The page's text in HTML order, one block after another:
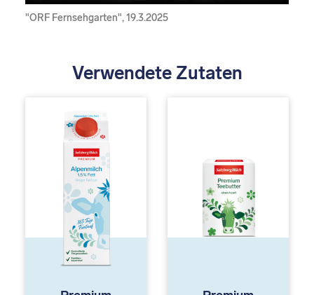
"ORF Fernsehgarten", 19.3.2025
Verwendete Zutaten